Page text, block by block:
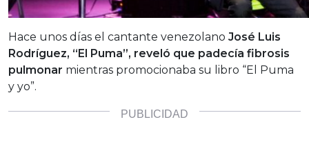
Hace unos días el cantante venezolano José Luis
Rodríguez, “El Puma”, reveló que padecía fibrosis
pulmonar mientras promocionaba su libro “El Puma
y yo”.